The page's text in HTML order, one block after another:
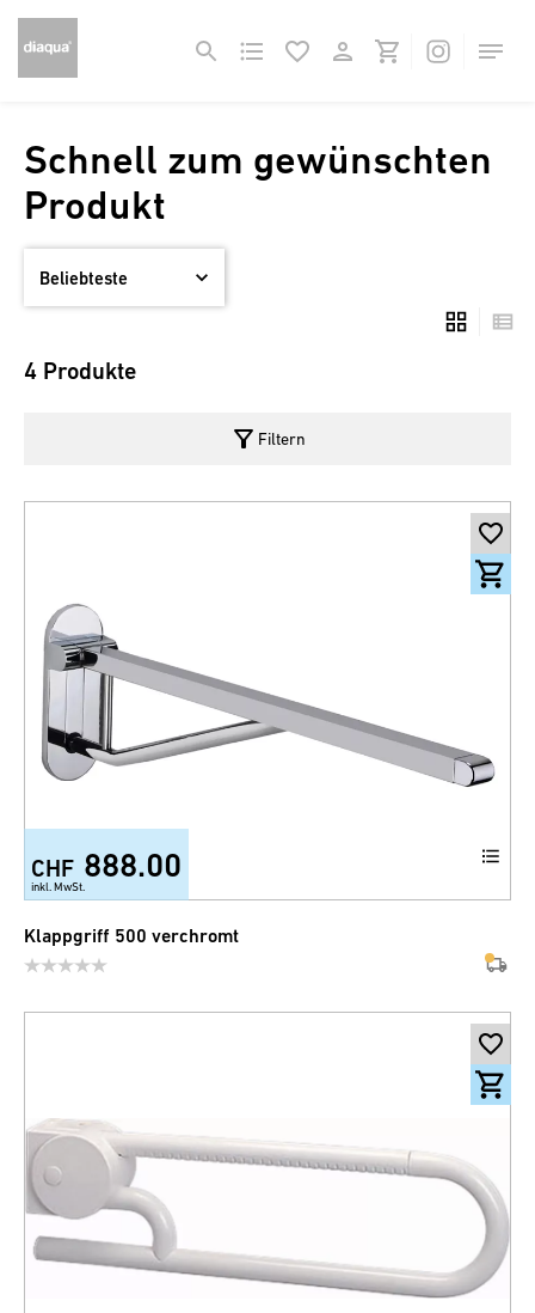
Schnell zum gewünschten
Produkt
4 Produkte
filter_alt Filtern
CHF 888.00
inkl. MwSt.
Klappgriff 500 verchromt